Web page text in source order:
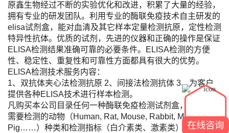
原鑫生物经过不断的实验优化和改进，积累了大量的经验，
拥有专业的研发团队。利用专业的酶联免疫技术自主研发的
elisa试剂盒，能对血清及其它样本定量检测抗原，定性检测
特异性抗体。优质的试剂，先进的仪器和正确的操作是保证
ELISA检测结果准确可靠的必要条件。ELISA检测的方便
性、稳定性、重复性和可靠性方面都具有很大的优势。
ELISA检测技术服务内容：
1、双抗体夹心法检测抗原 2、间接法检测抗体 3、为客户
提供各种ELISA技术进行样本检测。
凡购买本公司目录任何一种酶联免疫检测试剂盒，您只需将
需要检测的动物（Human, Rat, Mouse, Rabbit, Monkey,
Pig……）种类和检测指标（白介素类、激素类）及标本数
在线咨询